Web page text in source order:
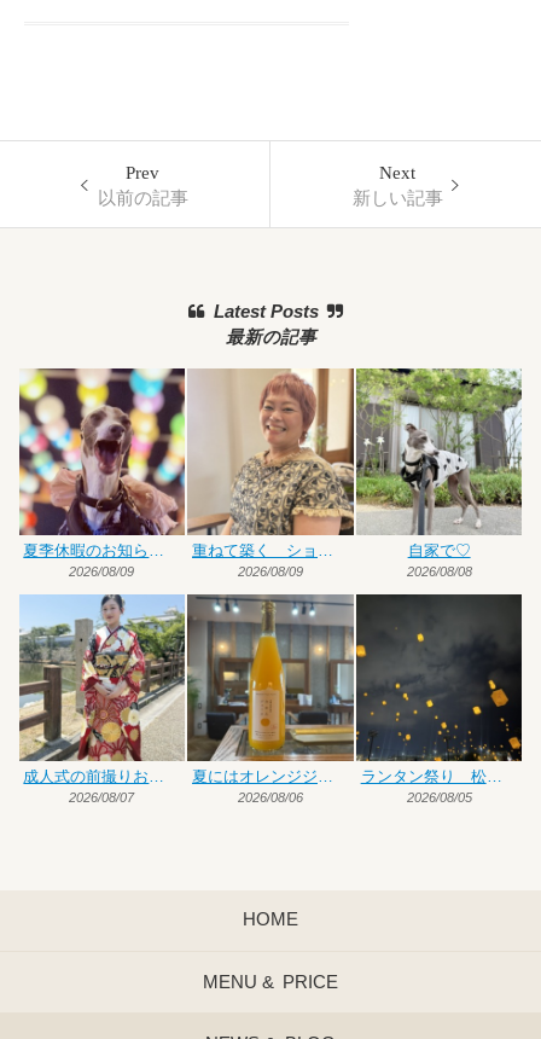
Prev
以前の記事
Next
新しい記事
Latest Posts
最新の記事
夏季休暇のお知らせです
2026/08/09
重ねて築く ショート×ハイトーンカラー
2026/08/09
自家で♡
2026/08/08
成人式の前撮りお手伝い
2026/08/07
夏にはオレンジジュース♡
2026/08/06
ランタン祭り 松前編
2026/08/05
HOME
MENU & PRICE